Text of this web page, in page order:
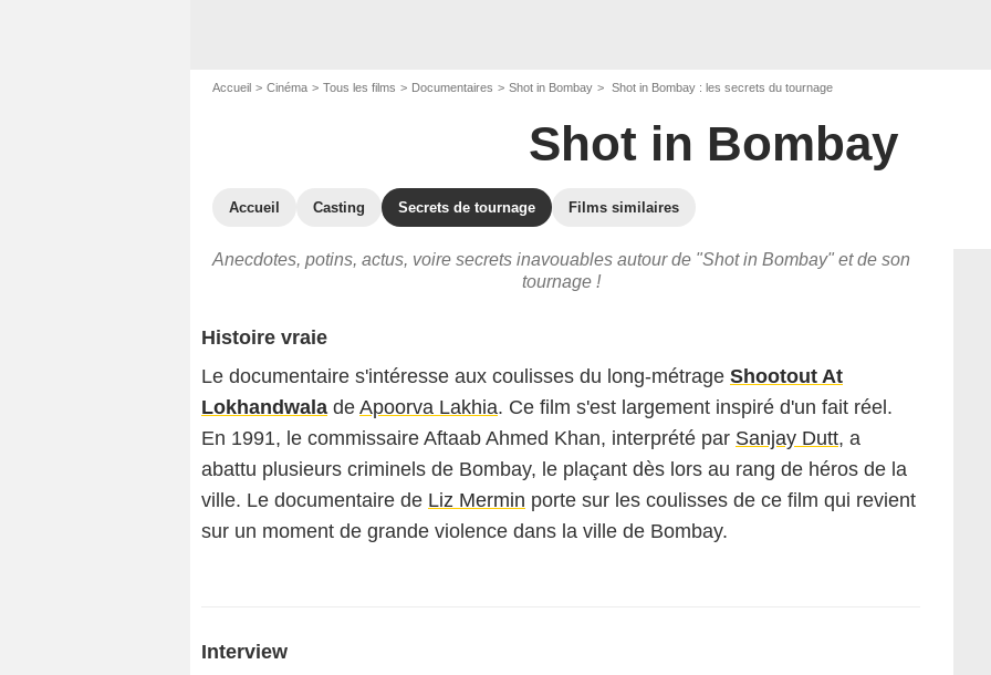
Accueil Cinéma Tous les films Documentaires Shot in Bombay Shot in Bombay : les secrets du tournage
Shot in Bombay
Accueil Casting Secrets de tournage Films similaires
Anecdotes, potins, actus, voire secrets inavouables autour de "Shot in Bombay" et de son
tournage !
Histoire vraie
Le documentaire s'intéresse aux coulisses du long-métrage Shootout At
Lokhandwala de Apoorva Lakhia. Ce film s'est largement inspiré d'un fait réel.
En 1991, le commissaire Aftaab Ahmed Khan, interprété par Sanjay Dutt, a
abattu plusieurs criminels de Bombay, le plaçant dès lors au rang de héros de la
ville. Le documentaire de Liz Mermin porte sur les coulisses de ce film qui revient
sur un moment de grande violence dans la ville de Bombay.
Interview